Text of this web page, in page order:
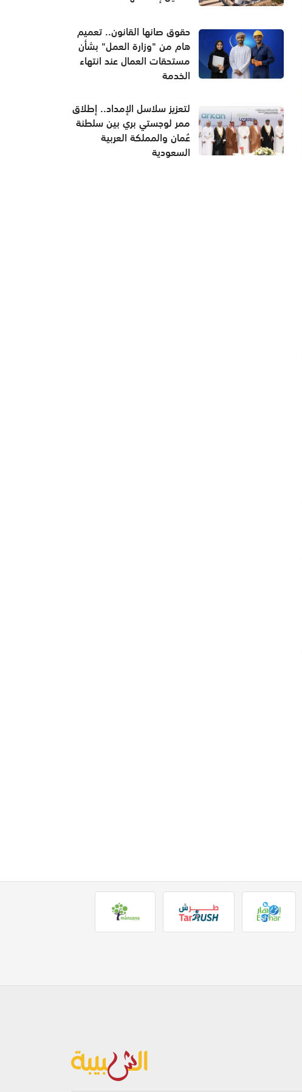
حقوق صانها القانون.. تعميم
هام من "وزارة العمل" بشأن
مستحقات العمال عند انتهاء
الخدمة
لتعزيز سلاسل الإمداد.. إطلاق
ممر لوجستي بري بين سلطنة
عُمان والمملكة العربية
السعودية